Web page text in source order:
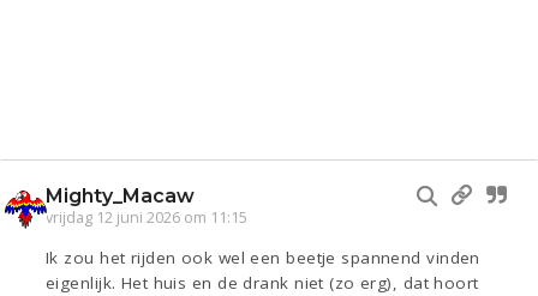
Mighty_Macaw
vrijdag 12 juni 2026 om 11:15
Ik zou het rijden ook wel een beetje spannend vinden
eigenlijk. Het huis en de drank niet (zo erg), dat hoort